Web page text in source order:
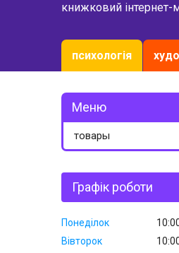
книжковий інтернет-
психологія
товары
Графік роботи
Понеділок
Вівторок